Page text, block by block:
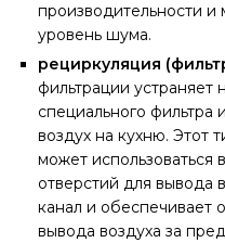
производительности и
уровень шума.
рециркуляция
фильтрации
специального
воздух на кухню. Этот
может использоваться
отверстий для вывода
канал и обеспечивает
вывода воздуха за